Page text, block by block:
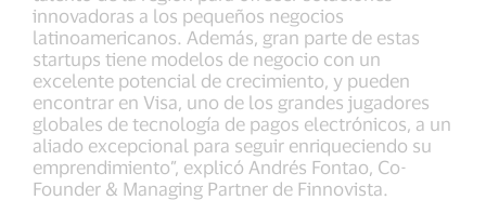
innovadoras a los pequeños negocios
latinoamericanos. Además, gran parte de estas
startups tiene modelos de negocio con un
excelente potencial de crecimiento, y pueden
encontrar en Visa, uno de los grandes jugadores
globales de tecnología de pagos electrónicos, a un
aliado excepcional para seguir enriqueciendo su
emprendimiento”, explicó Andrés Fontao, Co-
Founder & Managing Partner de Finnovista.